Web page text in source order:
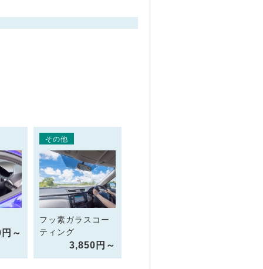
～
その他
フッ素ガラスコー
ティング
3,850円～